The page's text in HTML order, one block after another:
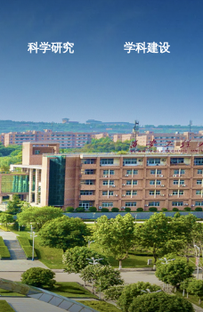
科学研究 学科建设